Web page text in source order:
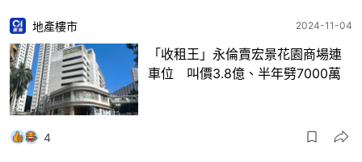
地產樓市 2024-11-04
「收租王」永倫賣宏景花園商場連
車位 叫價3.8億、半年劈7000萬
4